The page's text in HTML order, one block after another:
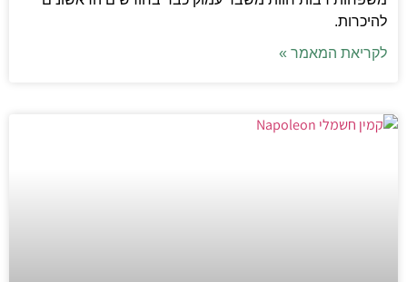
להיכרות.
לקריאת המאמר »